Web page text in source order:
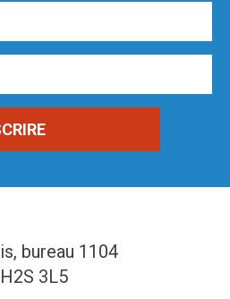
bureau 1104
3L5